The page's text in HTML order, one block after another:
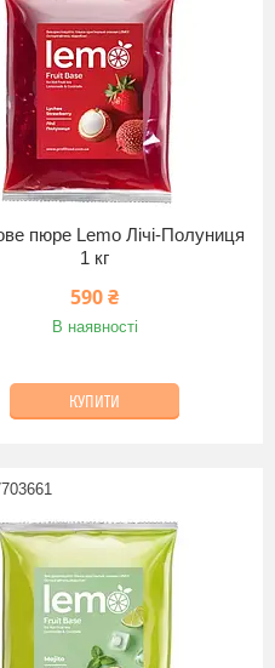
пюре Lemo Лічі-Полуниця
1 кг
590 ₴
В наявності
КУПИТИ